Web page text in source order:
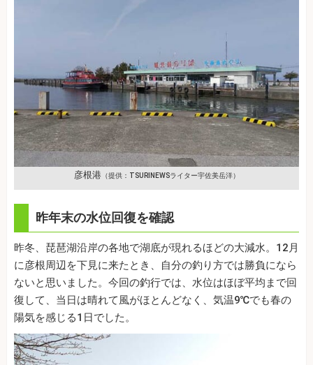
彦根港（提供：TSURINEWSライター宇佐美岳洋）
昨年末の水位回復を確認
昨冬、琵琶湖沿岸の各地で湖底が現れるほどの大減水。12月
に彦根周辺を下見に来たとき、自分の釣り方では勝負になら
ないと思いました。今回の釣行では、水位はほぼ平均まで回
復して、当日は晴れて風がほとんどなく、気温9℃でも春の
陽気を感じる1日でした。